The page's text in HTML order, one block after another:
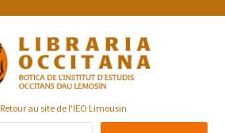
Retour au site de l'IEO Limousin